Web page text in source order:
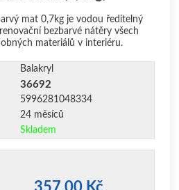
bezbarvé nátěry všech
materiálů v interiéru.
Balakryl
36692
5996281048334
24 měsíců
Skladem